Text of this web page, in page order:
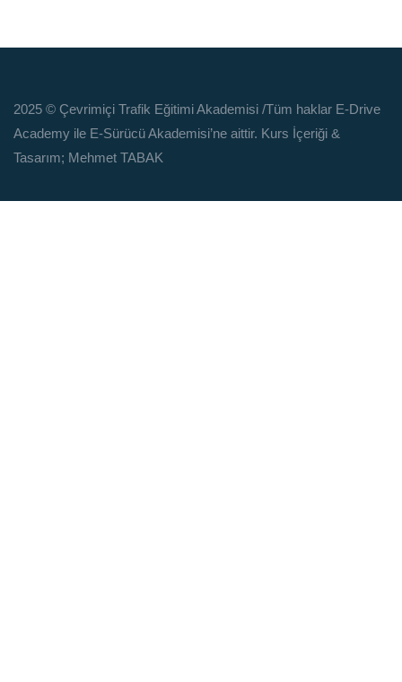
2025 © Çevrimiçi Trafik Eğitimi Akademisi /Tüm haklar E-Drive
Academy ile E-Sürücü Akademisi’ne aittir. Kurs İçeriği &
Tasarım; Mehmet TABAK